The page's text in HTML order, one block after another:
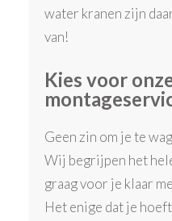
water kranen zijn
van!
Kies voor
Geen zin om je te
Wij begrijpen het
graag voor je klaar
Het enige dat je